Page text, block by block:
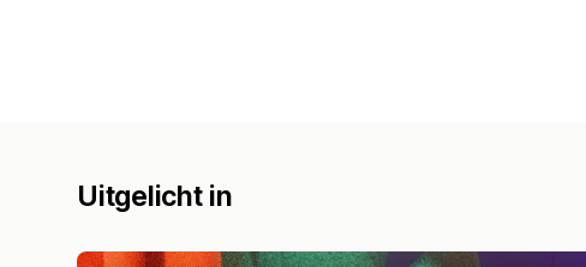
Uitgelicht in